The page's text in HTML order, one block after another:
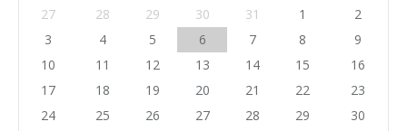
27
28 29 30 31 1
2
3
4 5 6 7 8
9
10
11 12 13 14 15
16
17
18 19 20 21 22
23
24
25 26 27 28 29
30